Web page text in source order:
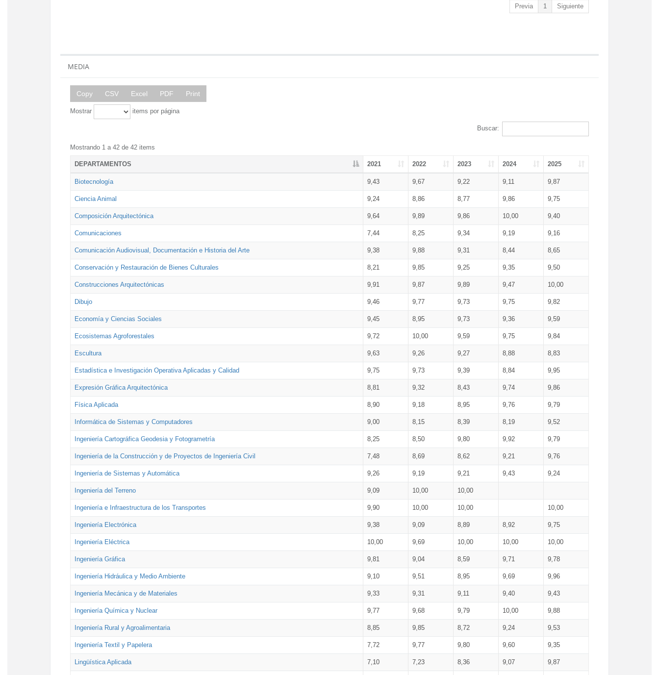
Previa 1 Siguiente
MEDIA
Copy CSV Excel PDF Print
Mostrar items por página
Buscar:
Mostrando 1 a 42 de 42 items
DEPARTAMENTOS 2021 2022 2023 2024 2025
Biotecnología 9,43 9,67 9,22 9,11 9,87
Ciencia Animal 9,24 8,86 8,77 9,86 9,75
Composición Arquitectónica 9,64 9,89 9,86 10,00 9,40
Comunicaciones 7,44 8,25 9,34 9,19 9,16
Comunicación Audiovisual, Documentación e Historia del Arte 9,38 9,88 9,31 8,44 8,65
Conservación y Restauración de Bienes Culturales 8,21 9,85 9,25 9,35 9,50
Construcciones Arquitectónicas 9,91 9,87 9,89 9,47 10,00
Dibujo 9,46 9,77 9,73 9,75 9,82
Economía y Ciencias Sociales 9,45 8,95 9,73 9,36 9,59
Ecosistemas Agroforestales 9,72 10,00 9,59 9,75 9,84
Escultura 9,63 9,26 9,27 8,88 8,83
Estadística e Investigación Operativa Aplicadas y Calidad 9,75 9,73 9,39 8,84 9,95
Expresión Gráfica Arquitectónica 8,81 9,32 8,43 9,74 9,86
Física Aplicada 8,90 9,18 8,95 9,76 9,79
Informática de Sistemas y Computadores 9,00 8,15 8,39 8,19 9,52
Ingeniería Cartográfica Geodesia y Fotogrametría 8,25 8,50 9,80 9,92 9,79
Ingeniería de la Construcción y de Proyectos de Ingeniería Civil 7,48 8,69 8,62 9,21 9,76
Ingeniería de Sistemas y Automática 9,26 9,19 9,21 9,43 9,24
Ingeniería del Terreno 9,09 10,00 10,00
Ingeniería e Infraestructura de los Transportes 9,90 10,00 10,00 10,00
Ingeniería Electrónica 9,38 9,09 8,89 8,92 9,75
Ingeniería Eléctrica 10,00 9,69 10,00 10,00 10,00
Ingeniería Gráfica 9,81 9,04 8,59 9,71 9,78
Ingeniería Hidráulica y Medio Ambiente 9,10 9,51 8,95 9,69 9,96
Ingeniería Mecánica y de Materiales 9,33 9,31 9,11 9,40 9,43
Ingeniería Química y Nuclear 9,77 9,68 9,79 10,00 9,88
Ingeniería Rural y Agroalimentaria 8,85 9,85 8,72 9,24 9,53
Ingeniería Textil y Papelera 7,72 9,77 9,80 9,60 9,35
Lingüística Aplicada 7,10 7,23 8,36 9,07 9,87